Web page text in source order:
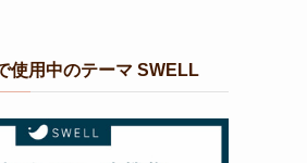
使用中のテーマ SWELL